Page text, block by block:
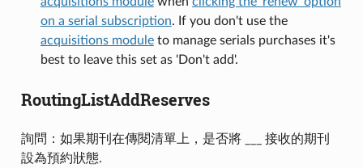
on a serial subscription. If you don't use the
acquisitions moduleto manage serials purchases it's
best to leave this set as 'Don't add'.
RoutingListAddReserves
詢問：如果期刊在傳閱清單上，是否將 ___ 接收的期刊
設為預約狀態.